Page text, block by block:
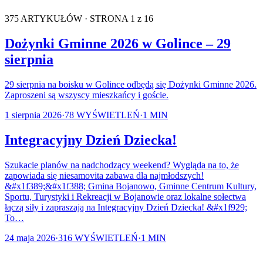
375 ARTYKUŁÓW · STRONA 1 z 16
Dożynki Gminne 2026 w Golince – 29
sierpnia
29 sierpnia na boisku w Golince odbędą się Dożynki Gminne 2026.
Zaproszeni są wszyscy mieszkańcy i goście.
1 sierpnia 2026·78 WYŚWIETLEŃ·1 MIN
Integracyjny Dzień Dziecka!
Szukacie planów na nadchodzący weekend? Wygląda na to, że
zapowiada się niesamovita zabawa dla najmłodszych!
&#x1f389;&#x1f388; Gmina Bojanowo, Gminne Centrum Kultury,
Sportu, Turystyki i Rekreacji w Bojanowie oraz lokalne sołectwa
łączą siły i zapraszają na Integracyjny Dzień Dziecka! &#x1f929;
To…
24 maja 2026·316 WYŚWIETLEŃ·1 MIN